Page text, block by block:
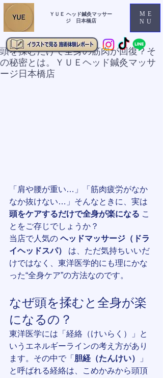
ＹＵＥ ヘッド鍼灸マッサー
ジ 日本橋店
ME
NU
頭を揉むだけで全身の筋肉が回復？そ
の秘密とは。ＹＵＥヘッド鍼灸マッサ
ージ日本橋店
「肩や腰が重い…」「筋肉疲労がなか
なか抜けない…」そんなときに、実は
頭をケアするだけで全身が楽になる こ
とをご存じでしょうか？
当店で人気の ヘッドマッサージ（ドラ
イヘッドスパ）
は、ただ気持ちいいだ
けではなく、東洋医学的にも理にかな
った“全身ケア”の方法なのです。
なぜ頭を揉むと全身が楽
になるの？
東洋医学には「経絡（けいらく）」と
いうエネルギーラインの考え方があり
ます。その中で「 胆経（たんけい）
」
と呼ばれる経絡は、こめかみから頭頂